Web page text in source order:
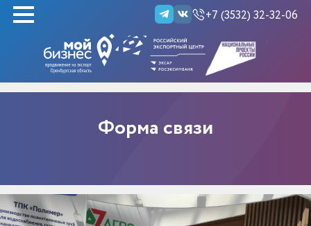
+7 (3532) 32-32-06
Форма связи